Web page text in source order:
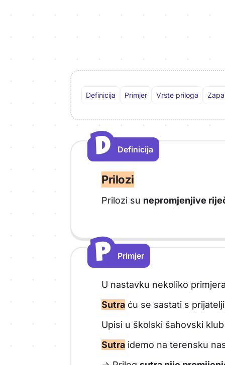
Definicija Primjer Vrste priloga
D
D
Definicija
Prilozi
Prilozi su nepromjenjive
P
P
Primjer
U nastavku nekoliko
Sutra ću se sastati s
Upisi u školski šahovski
Sutra idemo na terensku